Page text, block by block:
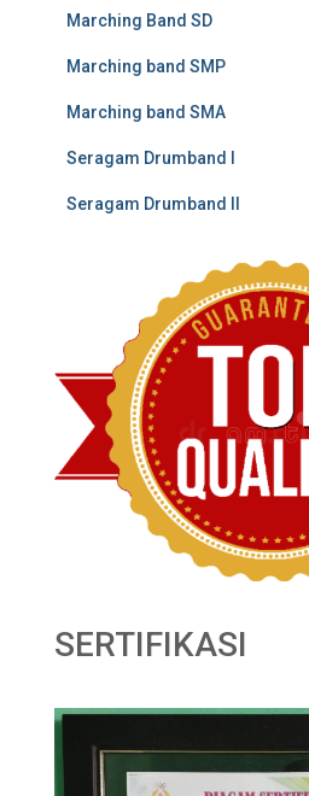
Marching Band SD
Marching band SMP
Marching band SMA
Seragam Drumband I
Seragam Drumband II
SERTIFIKASI